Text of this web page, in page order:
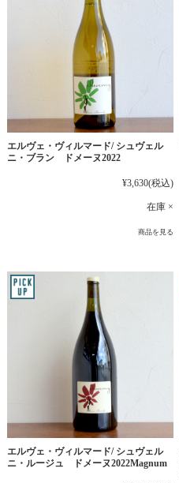
エルヴェ・ヴィルマード/ シュヴェル
ニ・ブラン ドメーヌ2022
¥3,630(税込)
在庫 ×
商品を見る
エルヴェ・ヴィルマード/ シュヴェル
ニ・ルージュ ドメーヌ2022Magnum